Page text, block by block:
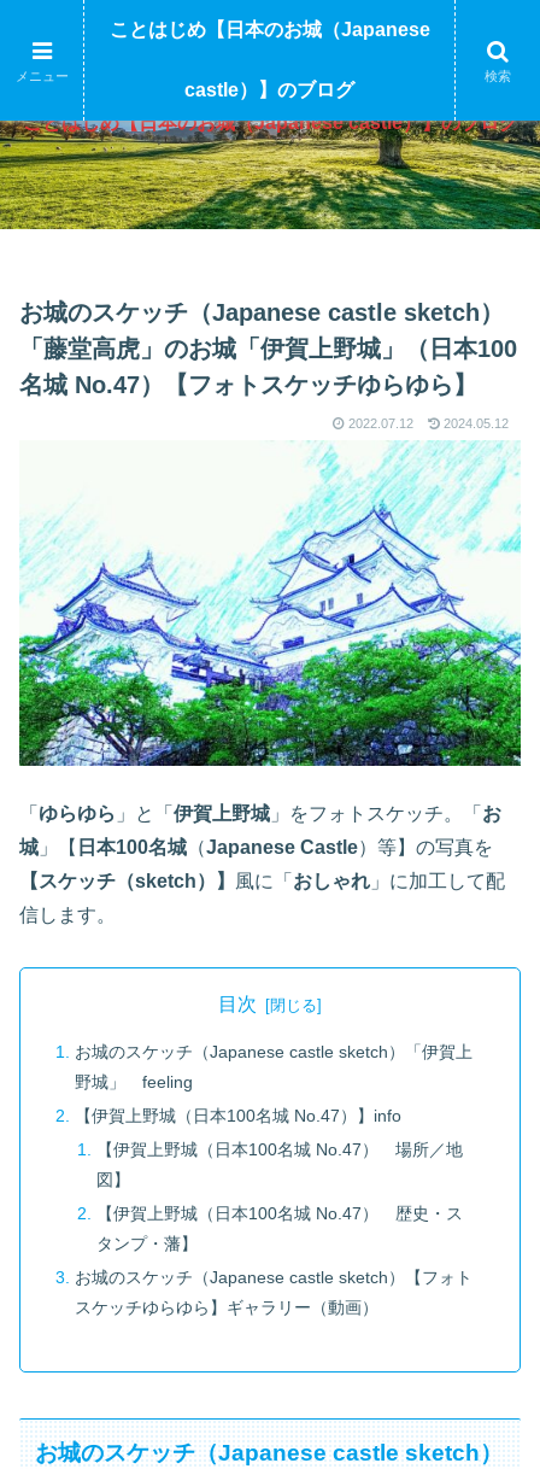
ことはじめ【日本のお城（Japanese castle）】のブログ
お城のスケッチ（Japanese castle sketch）
「藤堂高虎」のお城「伊賀上野城」（日本100
名城 No.47）【フォトスケッチゆらゆら】
2022.07.12 2024.05.12
「 ゆらゆら 」と「 伊賀上野城 」をフォトスケッチ。「 お
城 」【 日本100名城 （Japanese Castle）等】の写真を
【スケッチ（sketch）】
風に「 おしゃれ 」に加工して配
信します。
目次
お城のスケッチ（Japanese castle sketch）「伊賀上
野城」 feeling
【伊賀上野城（日本100名城 No.47）】info
【伊賀上野城（日本100名城 No.47） 場所／地
図】
【伊賀上野城（日本100名城 No.47） 歴史・ス
タンプ・藩】
お城のスケッチ（Japanese castle sketch）【フォト
スケッチゆらゆら】ギャラリー（動画）
お城のスケッチ（Japanese castle sketch）
メニュー
ことはじめ【日本のお城（Japanese
castle）】のブログ
検索